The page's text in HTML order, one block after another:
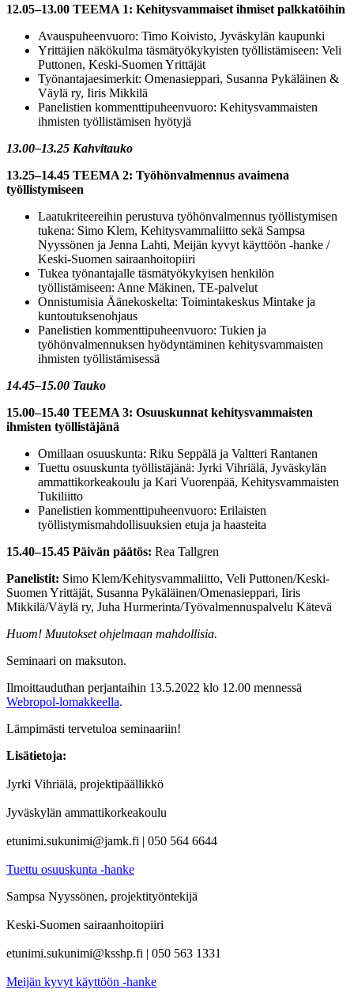
12.05–13.00 TEEMA 1: Kehitysvammaiset ihmiset palkkatöihin
Avauspuheenvuoro: Timo Koivisto, Jyväskylän kaupunki
Yrittäjien näkökulma täsmätyökykyisten työllistämiseen: Veli
Puttonen, Keski-Suomen Yrittäjät
Työnantajaesimerkit: Omenasieppari, Susanna Pykäläinen &
Väylä ry, Iiris Mikkilä
Panelistien kommenttipuheenvuoro: Kehitysvammaisten
ihmisten työllistämisen hyötyjä
13.00–13.25 Kahvitauko
13.25–14.45 TEEMA 2: Työhönvalmennus avaimena
työllistymiseen
Laatukriteereihin perustuva työhönvalmennus työllistymisen
tukena: Simo Klem, Kehitysvammaliitto sekä Sampsa
Nyyssönen ja Jenna Lahti, Meijän kyvyt käyttöön -hanke /
Keski-Suomen sairaanhoitopiiri
Tukea työnantajalle täsmätyökykyisen henkilön
työllistämiseen: Anne Mäkinen, TE-palvelut
Onnistumisia Äänekoskelta: Toimintakeskus Mintake ja
kuntoutuksenohjaus
Panelistien kommenttipuheenvuoro: Tukien ja
työhönvalmennuksen hyödyntäminen kehitysvammaisten
ihmisten työllistämisessä
14.45–15.00 Tauko
15.00–15.40 TEEMA 3: Osuuskunnat kehitysvammaisten
ihmisten työllistäjänä
Omillaan osuuskunta: Riku Seppälä ja Valtteri Rantanen
Tuettu osuuskunta työllistäjänä: Jyrki Vihriälä, Jyväskylän
ammattikorkeakoulu ja Kari Vuorenpää, Kehitysvammaisten
Tukiliitto
Panelistien kommenttipuheenvuoro: Erilaisten
työllistymismahdollisuuksien etuja ja haasteita
15.40–15.45 Päivän päätös: Rea Tallgren
Panelistit: Simo Klem/Kehitysvammaliitto, Veli Puttonen/Keski-
Suomen Yrittäjät, Susanna Pykäläinen/Omenasieppari, Iiris
Mikkilä/Väylä ry, Juha Hurmerinta/Työvalmennuspalvelu Kätevä
Huom! Muutokset ohjelmaan mahdollisia.
Seminaari on maksuton.
Ilmoittauduthan perjantaihin 13.5.2022 klo 12.00 mennessä
Webropol-lomakkeella.
Lämpimästi tervetuloa seminaariin!
Lisätietoja:
Jyrki Vihriälä, projektipäällikkö
Jyväskylän ammattikorkeakoulu
etunimi.sukunimi@jamk.fi | 050 564 6644
Tuettu osuuskunta -hanke
Sampsa Nyyssönen, projektityöntekijä
Keski-Suomen sairaanhoitopiiri
etunimi.sukunimi@ksshp.fi | 050 563 1331
Meijän kyvyt käyttöön -hanke